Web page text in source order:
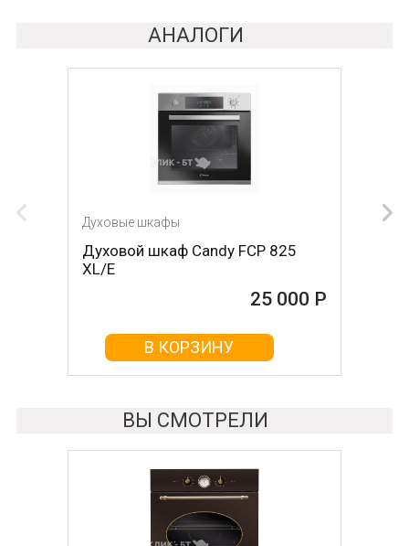
АНАЛОГИ
Духовые шкафы
Духовой шкаф Candy FCP 825
XL/E
25 000 Р
В КОРЗИНУ
Духовые шкафы
Духовой шкаф GRAUDE BE 60.2 W
В КОРЗИНУ
ВЫ СМОТРЕЛИ